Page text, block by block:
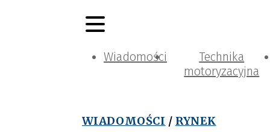
Wiadomości
Technika
motoryzacyjna
WIADOMOŚCI / RYNEK